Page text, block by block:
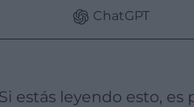
ChatGPT
Si estás leyendo esto,